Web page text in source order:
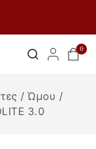
0
/ Ώμου /
3.0